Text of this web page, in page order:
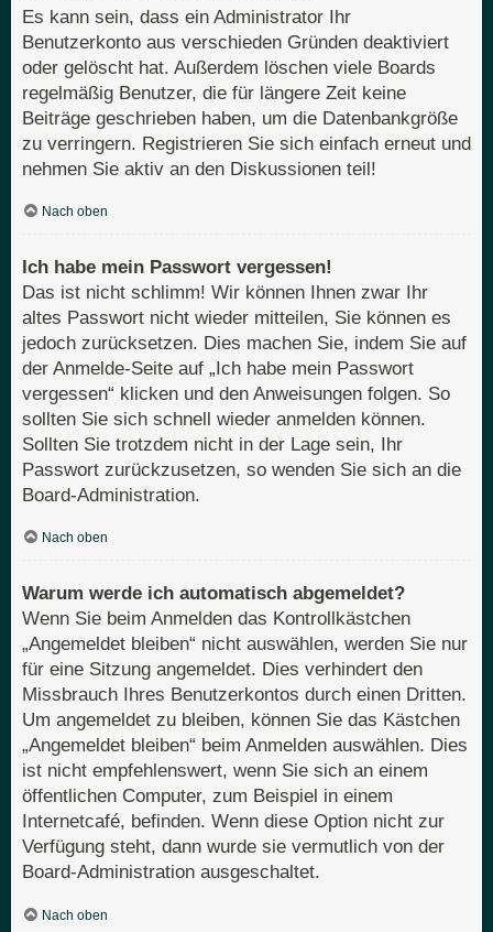
Es kann sein, dass ein Administrator Ihr
Benutzerkonto aus verschieden Gründen deaktiviert
oder gelöscht hat. Außerdem löschen viele Boards
regelmäßig Benutzer, die für längere Zeit keine
Beiträge geschrieben haben, um die Datenbankgröße
zu verringern. Registrieren Sie sich einfach erneut und
nehmen Sie aktiv an den Diskussionen teil!
Nach oben
Ich habe mein Passwort vergessen!
Das ist nicht schlimm! Wir können Ihnen zwar Ihr
altes Passwort nicht wieder mitteilen, Sie können es
jedoch zurücksetzen. Dies machen Sie, indem Sie auf
der Anmelde-Seite auf „Ich habe mein Passwort
vergessen“ klicken und den Anweisungen folgen. So
sollten Sie sich schnell wieder anmelden können.
Sollten Sie trotzdem nicht in der Lage sein, Ihr
Passwort zurückzusetzen, so wenden Sie sich an die
Board-Administration.
Nach oben
Warum werde ich automatisch abgemeldet?
Wenn Sie beim Anmelden das Kontrollkästchen
„Angemeldet bleiben“ nicht auswählen, werden Sie nur
für eine Sitzung angemeldet. Dies verhindert den
Missbrauch Ihres Benutzerkontos durch einen Dritten.
Um angemeldet zu bleiben, können Sie das Kästchen
„Angemeldet bleiben“ beim Anmelden auswählen. Dies
ist nicht empfehlenswert, wenn Sie sich an einem
öffentlichen Computer, zum Beispiel in einem
Internetcafé, befinden. Wenn diese Option nicht zur
Verfügung steht, dann wurde sie vermutlich von der
Board-Administration ausgeschaltet.
Nach oben